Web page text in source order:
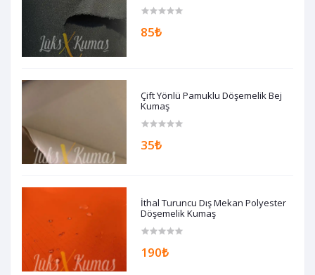
85₺
Çift Yönlü Pamuklu Döşemelik Bej
Kumaş
35₺
İthal Turuncu Dış Mekan Polyester
Döşemelik Kumaş
190₺